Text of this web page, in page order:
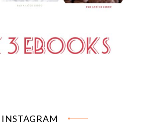
INSTAGRAM